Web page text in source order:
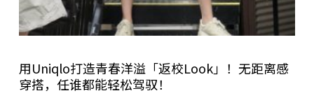
用Uniqlo打造青春洋溢「返校Look」！无距离感
穿搭，任谁都能轻松驾驭！